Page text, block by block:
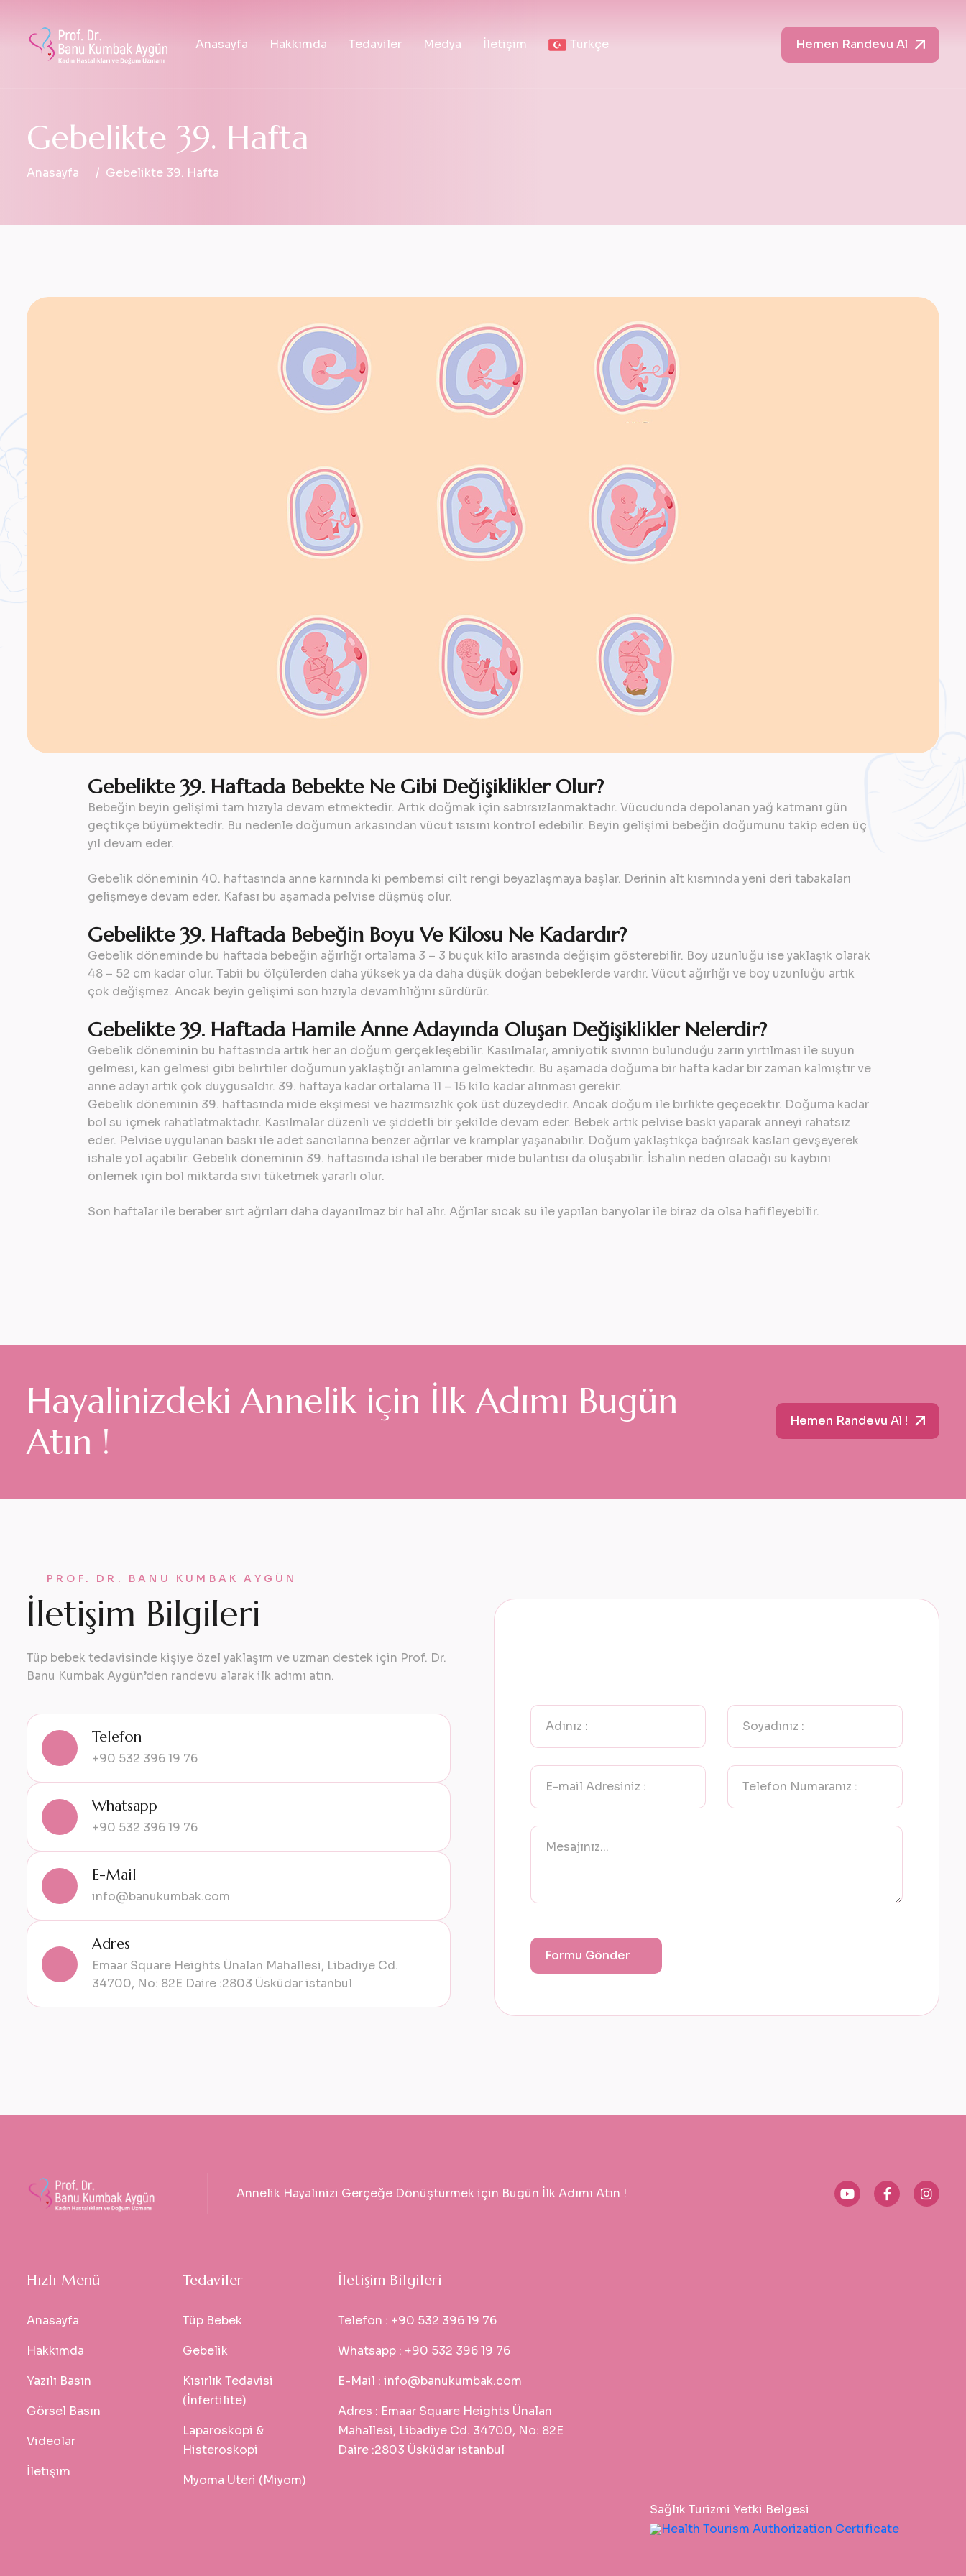
Anasayfa Hakkımda Tedaviler Medya İletişim Türkçe Hemen Randevu Al
Gebelikte 39. Hafta
Anasayfa Gebelikte 39. Hafta
Gebelikte 39. Haftada Bebekte Ne Gibi Değişiklikler Olur?
Bebeğin beyin gelişimi tam hızıyla devam etmektedir. Artık doğmak için sabırsızlanmaktadır. Vücudunda depolanan yağ katmanı gün
geçtikçe büyümektedir. Bu nedenle doğumun arkasından vücut ısısını kontrol edebilir. Beyin gelişimi bebeğin doğumunu takip eden üç
yıl devam eder.
Gebelik döneminin 40. haftasında anne karnında ki pembemsi cilt rengi beyazlaşmaya başlar. Derinin alt kısmında yeni deri tabakaları
gelişmeye devam eder. Kafası bu aşamada pelvise düşmüş olur.
Gebelikte 39. Haftada Bebeğin Boyu Ve Kilosu Ne Kadardır?
Gebelik döneminde bu haftada bebeğin ağırlığı ortalama 3 – 3 buçuk kilo arasında değişim gösterebilir. Boy uzunluğu ise yaklaşık olarak
48 – 52 cm kadar olur. Tabii bu ölçülerden daha yüksek ya da daha düşük doğan bebeklerde vardır. Vücut ağırlığı ve boy uzunluğu artık
çok değişmez. Ancak beyin gelişimi son hızıyla devamlılığını sürdürür.
Gebelikte 39. Haftada Hamile Anne Adayında Oluşan Değişiklikler Nelerdir?
Gebelik döneminin bu haftasında artık her an doğum gerçekleşebilir. Kasılmalar, amniyotik sıvının bulunduğu zarın yırtılması ile suyun
gelmesi, kan gelmesi gibi belirtiler doğumun yaklaştığı anlamına gelmektedir. Bu aşamada doğuma bir hafta kadar bir zaman kalmıştır ve
anne adayı artık çok duygusaldır. 39. haftaya kadar ortalama 11 – 15 kilo kadar alınması gerekir.
Gebelik döneminin 39. haftasında mide ekşimesi ve hazımsızlık çok üst düzeydedir. Ancak doğum ile birlikte geçecektir. Doğuma kadar
bol su içmek rahatlatmaktadır. Kasılmalar düzenli ve şiddetli bir şekilde devam eder. Bebek artık pelvise baskı yaparak anneyi rahatsız
eder. Pelvise uygulanan baskı ile adet sancılarına benzer ağrılar ve kramplar yaşanabilir. Doğum yaklaştıkça bağırsak kasları gevşeyerek
ishale yol açabilir. Gebelik döneminin 39. haftasında ishal ile beraber mide bulantısı da oluşabilir. İshalin neden olacağı su kaybını
önlemek için bol miktarda sıvı tüketmek yararlı olur.
Son haftalar ile beraber sırt ağrıları daha dayanılmaz bir hal alır. Ağrılar sıcak su ile yapılan banyolar ile biraz da olsa hafifleyebilir.
Hayalinizdeki Annelik için İlk Adımı Bugün
Atın ! Hemen Randevu Al !
PROF. DR. BANU KUMBAK AYGÜN
İletişim Bilgileri
Tüp bebek tedavisinde kişiye özel yaklaşım ve uzman destek için Prof. Dr.
Banu Kumbak Aygün’den randevu alarak ilk adımı atın.
Telefon
+90 532 396 19 76
Whatsapp
+90 532 396 19 76
E-Mail
info@banukumbak.com
Adres
Emaar Square Heights Ünalan Mahallesi, Libadiye Cd.
34700, No: 82E Daire :2803 Üsküdar istanbul
Annelik Hayalinizi Gerçeğe Dönüştürmek için Bugün İlk Adımı Atın !
Hızlı Menü
Anasayfa
Hakkımda
Yazılı Basın
Görsel Basın
Videolar
İletişim
Tedaviler
Tüp Bebek
Gebelik
Kısırlık Tedavisi
(İnfertilite)
Laparoskopi &
Histeroskopi
Myoma Uteri (Miyom)
İletişim Bilgileri
Telefon : +90 532 396 19 76
Whatsapp : +90 532 396 19 76
E-Mail :info@banukumbak.com
Adres : Emaar Square Heights Ünalan
Mahallesi, Libadiye Cd. 34700, No: 82E
Daire :2803 Üsküdar istanbul
Sağlık Turizmi Yetki Belgesi